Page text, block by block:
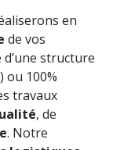
en
de vos
d’une structure
ou 100%
travaux
, de
. Notre